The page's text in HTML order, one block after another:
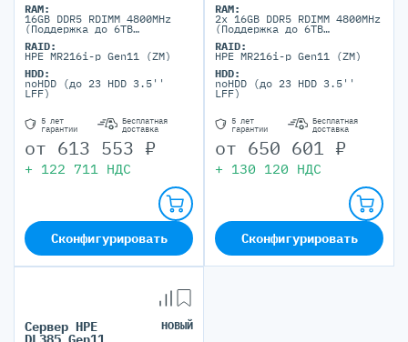
RAM:
16GB DDR5 RDIMM 4800MHz
(Поддержка до 6TB
максимально, 24 DIMM
портов)
RAID:
HPE MR216i-p Gen11 (ZM)
HDD:
noHDD (до 23 HDD 3.5''
LFF)
5 лет
гарантии
Бесплатная
доставка
от 613 553 ₽
+ 122 711 НДС
Сконфигурировать
RAM:
2x 16GB DDR5 RDIMM 4800MHz
(Поддержка до 6TB
максимально, 24 DIMM
портов)
RAID:
HPE MR216i-p Gen11 (ZM)
HDD:
noHDD (до 23 HDD 3.5''
LFF)
5 лет
гарантии
Бесплатная
доставка
от 650 601 ₽
+ 130 120 НДС
Сконфигурировать
Сервер HPE НОВЫЙ